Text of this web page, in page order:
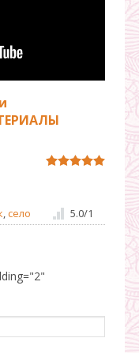
,село 5.0/1